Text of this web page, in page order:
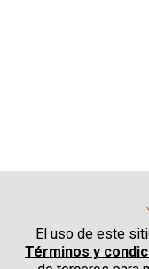
El uso de este
Términos y